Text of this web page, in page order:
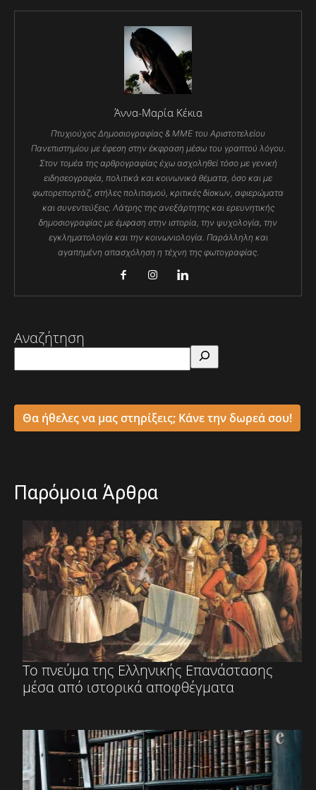
Άννα-Μαρία Κέκια
Πτυχιούχος Δημοσιογραφίας & ΜΜΕ του Αριστοτελείου
Πανεπιστημίου με έφεση στην έκφραση μέσω του γραπτού λόγου.
Στον τομέα της αρθρογραφίας έχω ασχοληθεί τόσο με γενική
ειδησεογραφία, πολιτικά και κοινωνικά θέματα, όσο και με
φωτορεπορτάζ, στήλες πολιτισμού, κριτικές δίσκων, αφιερώματα
και συνεντεύξεις. Λάτρης της ανεξάρτητης και ερευνητικής
δημοσιογραφίας με έμφαση στην ιστορία, την ψυχολογία, την
εγκληματολογία και την κοινωνιολογία. Παράλληλη και
αγαπημένη απασχόληση η τέχνη της φωτογραφίας.
Αναζήτηση
Θα ήθελες να μας στηρίξεις; Κάνε την δωρεά σου!
Παρόμοια Άρθρα
Το πνεύμα της Ελληνικής Επανάστασης
μέσα από ιστορικά αποφθέγματα